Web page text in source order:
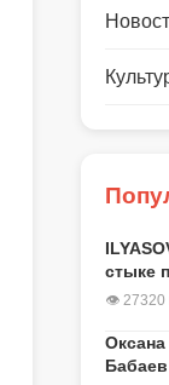
стыке
👁 27320